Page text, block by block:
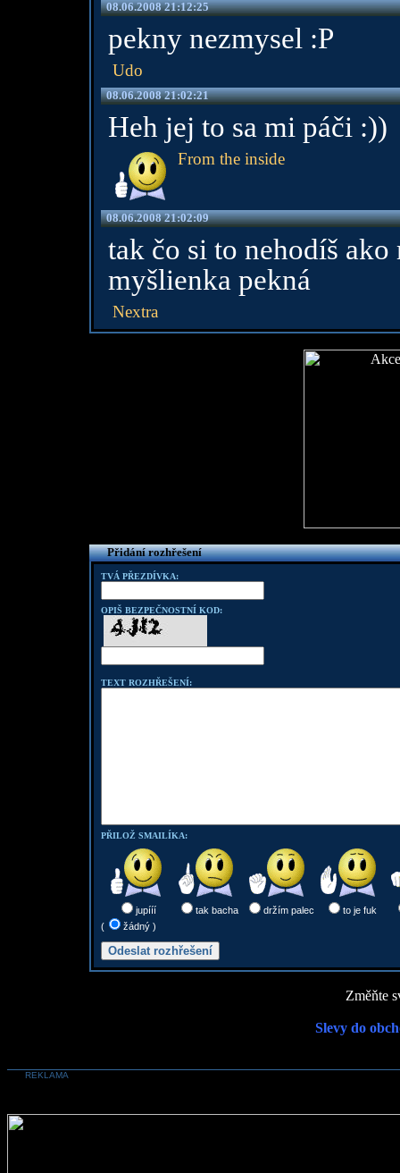
08.06.2008 21:12:25
pekny nezmysel :P
Udo
08.06.2008 21:02:21
Heh jej to sa mi páči :))
From the inside
08.06.2008 21:02:09
tak čo si to nehodíš
myšlienka pekná
Nextra
Přidání rozhřešení
TVÁ PŘEZDÍVKA:
OPIŠ BEZPEČNOSTNÍ KOD:
TEXT ROZHŘEŠENÍ:
PŘILOŽ SMAILÍKA:
jupííí tak bacha držím palec
to je fuk
(
žádný )
Změňte
Slevy do
REKLAMA